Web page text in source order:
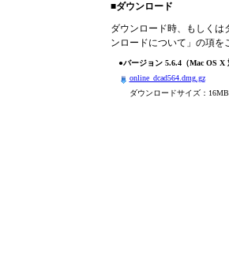
■ダウンロード
ダウンロード時、もしくは
ンロードについて」の項を
●バージョン 5.6.4（Mac OS X
online_dcad564.dmg.gz
ダウンロードサイズ：16MB